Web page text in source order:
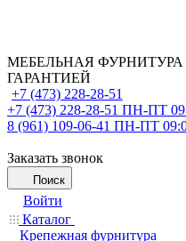
МЕБЕЛЬНАЯ
ГАРАНТИЕЙ
+7 (473) 228-28-51
+7 (473) 228-28-51 ПН-ПТ
8 (961) 109-06-41 ПН-ПТ
Заказать звонок
Поиск
Войти
Каталог
Крепежная фурнитура